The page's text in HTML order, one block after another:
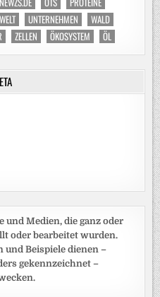
UNTERNEHMEN
WALD
ZELLEN ÖKOSYSTEM ÖL
und Medien, die ganz oder
oder bearbeitet wurden.
und Beispiele dienen –
gekennzeichnet –